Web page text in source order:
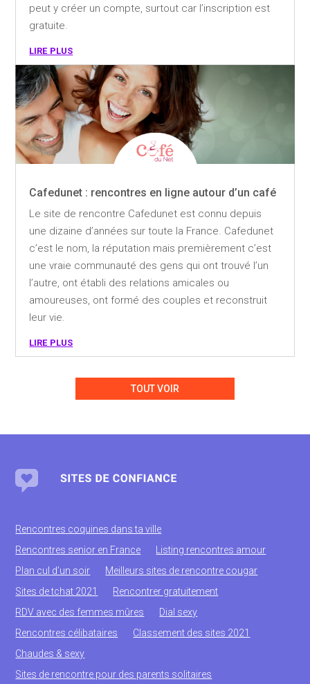
peut y créer un compte, surtout car l’inscription est
gratuite.
lire plus
Cafedunet : rencontres en ligne autour d’un café
Le site de rencontre Cafedunet est connu depuis
une dizaine d’années sur toute la France. Cafedunet
c’est le nom, la réputation mais premièrement c’est
une vraie communauté des gens qui ont trouvé l’un
l’autre, ont établi des relations amicales ou
amoureuses, ont formé des couples et reconstruit
leur vie.
lire plus
TOUT VOIR
Rencontres coquines dans ta ville
Rencontres senior en France
Listing rencontres amour
Plan cul d’un soir
Meilleurs sites de rencontre cougar
Sites de tchat 2021
Rencontrer gratuitement
RDV avec des femmes mûres
Dial sexy
Rencontres célibataires
Classement des sites 2021
Chaudes & sexy
Sites de rencontre pour des parents solitaires